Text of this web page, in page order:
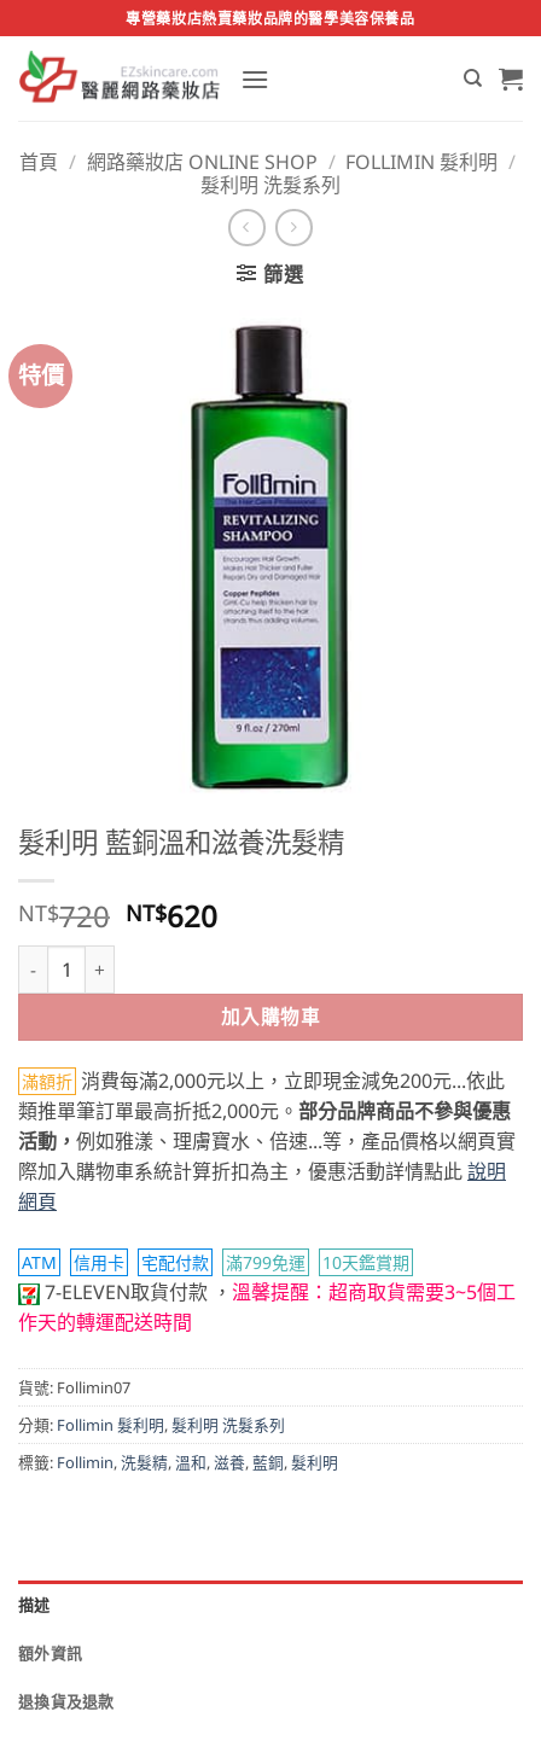
to
content
專營藥妝店熱賣藥妝品牌的醫學美容保養品
首頁 / 網路藥妝店 ONLINE SHOP / FOLLIMIN 髮利明 /
髮利明 洗髮系列
篩選
特價
髮利明 藍銅溫和滋養洗髮精
NT$720 原
格：
NT$720。
NT$620目
格：
NT$620。
髮利明 藍銅溫和滋養洗髮精 數量
加入購物車
滿額折 消費每滿2,000元以上，立即現金減免200元...依此
類推單筆訂單最高折抵2,000元。 部分品牌商品不參與優惠
活動， 例如雅漾、理膚寶水、倍速...等，產品價格以網頁實
際加入購物車系統計算折扣為主，優惠活動詳情點此說明
網頁
ATM 信用卡 宅配付款 滿799免運 10天鑑賞期
7-ELEVEN取貨付款 ， 溫馨提醒：超商取貨需要3~5個工
作天的轉運配送時間
貨號: Follimin07
分類: Follimin 髮利明,髮利明 洗髮系列
標籤: Follimin,洗髮精,溫和,滋養,藍銅,髮利明
描述
額外資訊
退換貨及退款